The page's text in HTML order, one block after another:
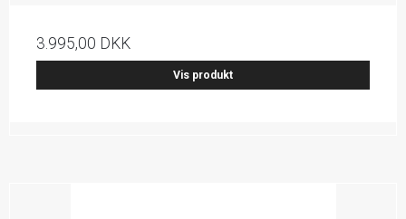
3.995,00 DKK
Vis produkt